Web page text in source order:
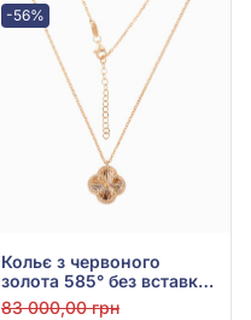
-56%
Кольє з червоного
золота 585° без вставки,
арт. 1010023
83 000,00 грн